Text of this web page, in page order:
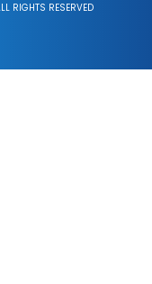
RIGHTS RESERVED